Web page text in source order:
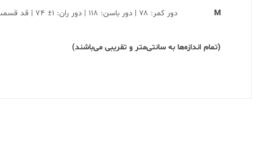
M دور کمر: ۷۸ | دور باسن: ۱۱۸ | دور ران: ۱± ۷۴ | قد قسمت کوتاه ـ بلند : ۱± ۷۴ ـ ۸۸
(تمام اندازه‌ها به سانتی‌متر و تقریبی می‌باشند)